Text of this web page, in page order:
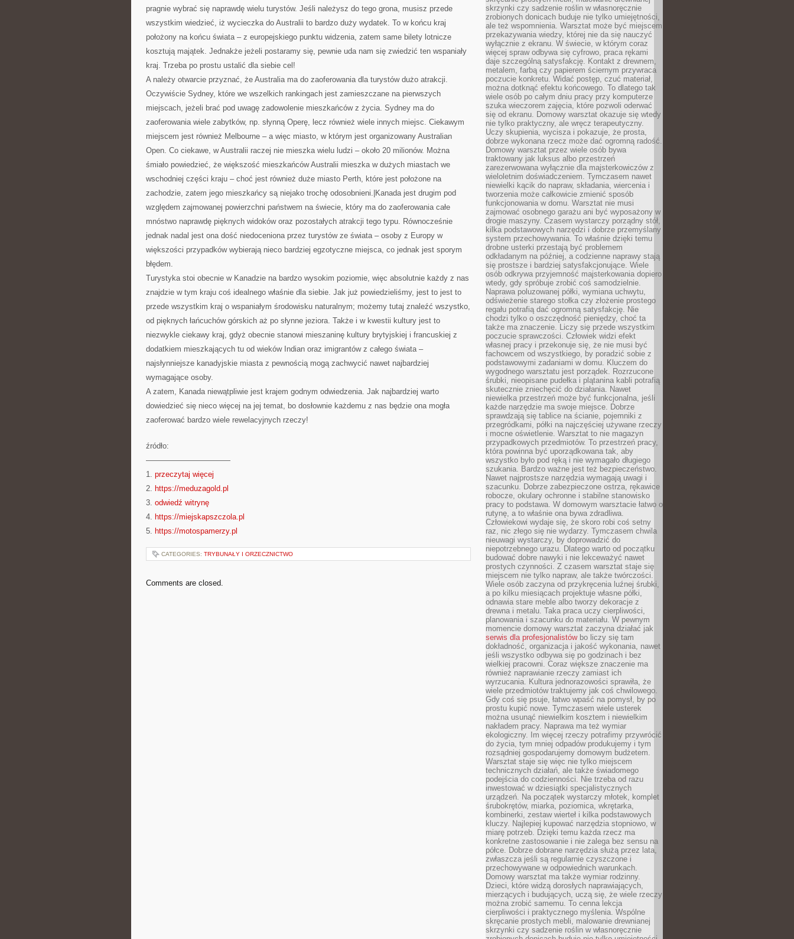
pragnie wybrać się naprawdę wielu turystów. Jeśli należysz do tego grona, musisz przede
wszystkim wiedzieć, iż wycieczka do Australii to bardzo duży wydatek. To w końcu kraj
położony na końcu świata – z europejskiego punktu widzenia, zatem same bilety lotnicze
kosztują majątek. Jednakże jeżeli postaramy się, pewnie uda nam się zwiedzić ten wspaniały
kraj. Trzeba po prostu ustalić dla siebie cel!
A należy otwarcie przyznać, że Australia ma do zaoferowania dla turystów dużo atrakcji.
Oczywiście Sydney, które we wszelkich rankingach jest zamieszczane na pierwszych
miejscach, jeżeli brać pod uwagę zadowolenie mieszkańców z życia. Sydney ma do
zaoferowania wiele zabytków, np. słynną Operę, lecz również wiele innych miejsc. Ciekawym
miejscem jest również Melbourne – a więc miasto, w którym jest organizowany Australian
Open. Co ciekawe, w Australii raczej nie mieszka wielu ludzi – około 20 milionów. Można
śmiało powiedzieć, że większość mieszkańców Australii mieszka w dużych miastach we
wschodniej części kraju – choć jest również duże miasto Perth, które jest położone na
zachodzie, zatem jego mieszkańcy są niejako trochę odosobnieni.|Kanada jest drugim pod
względem zajmowanej powierzchni państwem na świecie, który ma do zaoferowania całe
mnóstwo naprawdę pięknych widoków oraz pozostałych atrakcji tego typu. Równocześnie
jednak nadal jest ona dość niedoceniona przez turystów ze świata – osoby z Europy w
większości przypadków wybierają nieco bardziej egzotyczne miejsca, co jednak jest sporym
błędem.
Turystyka stoi obecnie w Kanadzie na bardzo wysokim poziomie, więc absolutnie każdy z nas
znajdzie w tym kraju coś idealnego właśnie dla siebie. Jak już powiedzieliśmy, jest to jest to
przede wszystkim kraj o wspaniałym środowisku naturalnym; możemy tutaj znaleźć wszystko,
od pięknych łańcuchów górskich aż po słynne jeziora. Także i w kwestii kultury jest to
niezwykle ciekawy kraj, gdyż obecnie stanowi mieszaninę kultury brytyjskiej i francuskiej z
dodatkiem mieszkających tu od wieków Indian oraz imigrantów z całego świata –
najsłynniejsze kanadyjskie miasta z pewnością mogą zachwycić nawet najbardziej
wymagające osoby.
A zatem, Kanada niewątpliwie jest krajem godnym odwiedzenia. Jak najbardziej warto
dowiedzieć się nieco więcej na jej temat, bo dosłownie każdemu z nas będzie ona mogła
zaoferować bardzo wiele rewelacyjnych rzeczy!
źródło:
———————————
1. przeczytaj więcej
2. https://meduzagold.pl
3. odwiedź witrynę
4. https://miejskapszczola.pl
5. https://motospamerzy.pl
CATEGORIES: TRYBUNAŁY I ORZECZNICTWO
Comments are closed.
skrzynki czy sadzenie roślin w własnoręcznie
zrobionych donicach buduje nie tylko umiejętności,
ale też wspomnienia. Warsztat może być miejscem
przekazywania wiedzy, której nie da się nauczyć
wyłącznie z ekranu. W świecie, w którym coraz
więcej spraw odbywa się cyfrowo, praca rękami
daje szczególną satysfakcję. Kontakt z drewnem,
metalem, farbą czy papierem ściernym przywraca
poczucie konkretu. Widać postęp, czuć materiał,
można dotknąć efektu końcowego. To dlatego tak
wiele osób po całym dniu pracy przy komputerze
szuka wieczorem zajęcia, które pozwoli oderwać
się od ekranu. Domowy warsztat okazuje się wtedy
nie tylko praktyczny, ale wręcz terapeutyczny.
Uczy skupienia, wycisza i pokazuje, że prosta,
dobrze wykonana rzecz może dać ogromną radość.
Domowy warsztat przez wiele osób bywa
traktowany jak luksus albo przestrzeń
zarezerwowana wyłącznie dla majsterkowiczów z
wieloletnim doświadczeniem. Tymczasem nawet
niewielki kącik do napraw, składania, wiercenia i
tworzenia może całkowicie zmienić sposób
funkcjonowania w domu. Warsztat nie musi
zajmować osobnego garażu ani być wyposażony w
drogie maszyny. Czasem wystarczy porządny stół,
kilka podstawowych narzędzi i dobrze przemyślany
system przechowywania. To właśnie dzięki temu
drobne usterki przestają być problemem
odkładanym na później, a codzienne naprawy stają
się prostsze i bardziej satysfakcjonujące. Wiele
osób odkrywa przyjemność majsterkowania dopiero
wtedy, gdy spróbuje zrobić coś samodzielnie.
Naprawa poluzowanej półki, wymiana uchwytu,
odświeżenie starego stołka czy złożenie prostego
regału potrafią dać ogromną satysfakcję. Nie
chodzi tylko o oszczędność pieniędzy, choć ta
także ma znaczenie. Liczy się przede wszystkim
poczucie sprawczości. Człowiek widzi efekt
własnej pracy i przekonuje się, że nie musi być
fachowcem od wszystkiego, by poradzić sobie z
podstawowymi zadaniami w domu. Kluczem do
wygodnego warsztatu jest porządek. Rozrzucone
śrubki, nieopisane pudełka i plątanina kabli potrafią
skutecznie zniechęcić do działania. Nawet
niewielka przestrzeń może być funkcjonalna, jeśli
każde narzędzie ma swoje miejsce. Dobrze
sprawdzają się tablice na ścianie, pojemniki z
przegródkami, półki na najczęściej używane rzeczy
i mocne oświetlenie. Warsztat to nie magazyn
przypadkowych przedmiotów. To przestrzeń pracy,
która powinna być uporządkowana tak, aby
wszystko było pod ręką i nie wymagało długiego
szukania. Bardzo ważne jest też bezpieczeństwo.
Nawet najprostsze narzędzia wymagają uwagi i
szacunku. Dobrze zabezpieczone ostrza, rękawice
robocze, okulary ochronne i stabilne stanowisko
pracy to podstawa. W domowym warsztacie łatwo o
rutynę, a to właśnie ona bywa zdradliwa.
Człowiekowi wydaje się, że skoro robi coś setny
raz, nic złego się nie wydarzy. Tymczasem chwila
nieuwagi wystarczy, by doprowadzić do
niepotrzebnego urazu. Dlatego warto od początku
budować dobre nawyki i nie lekceważyć nawet
prostych czynności. Z czasem warsztat staje się
miejscem nie tylko napraw, ale także twórczości.
Wiele osób zaczyna od przykręcenia luźnej śrubki,
a po kilku miesiącach projektuje własne półki,
odnawia stare meble albo tworzy dekoracje z
drewna i metalu. Taka praca uczy cierpliwości,
planowania i szacunku do materiału. W pewnym
momencie domowy warsztat zaczyna działać jak
serwis dla profesjonalistówbo liczy się tam
dokładność, organizacja i jakość wykonania, nawet
jeśli wszystko odbywa się po godzinach i bez
wielkiej pracowni. Coraz większe znaczenie ma
również naprawianie rzeczy zamiast ich
wyrzucania. Kultura jednorazowości sprawiła, że
wiele przedmiotów traktujemy jak coś chwilowego.
Gdy coś się psuje, łatwo wpaść na pomysł, by po
prostu kupić nowe. Tymczasem wiele usterek
można usunąć niewielkim kosztem i niewielkim
nakładem pracy. Naprawa ma też wymiar
ekologiczny. Im więcej rzeczy potrafimy przywrócić
do życia, tym mniej odpadów produkujemy i tym
rozsądniej gospodarujemy domowym budżetem.
Warsztat staje się więc nie tylko miejscem
technicznych działań, ale także świadomego
podejścia do codzienności. Nie trzeba od razu
inwestować w dziesiątki specjalistycznych
urządzeń. Na początek wystarczy młotek, komplet
śrubokrętów, miarka, poziomica, wkrętarka,
kombinerki, zestaw wierteł i kilka podstawowych
kluczy. Najlepiej kupować narzędzia stopniowo, w
miarę potrzeb. Dzięki temu każda rzecz ma
konkretne zastosowanie i nie zalega bez sensu na
półce. Dobrze dobrane narzędzia służą przez lata,
zwłaszcza jeśli są regularnie czyszczone i
przechowywane w odpowiednich warunkach.
Domowy warsztat ma także wymiar rodzinny.
Dzieci, które widzą dorosłych naprawiających,
mierzących i budujących, uczą się, że wiele rzeczy
można zrobić samemu. To cenna lekcja
cierpliwości i praktycznego myślenia. Wspólne
skręcanie prostych mebli, malowanie drewnianej
skrzynki czy sadzenie roślin w własnoręcznie